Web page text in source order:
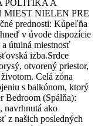
POLITIKA A
NIELEN PRE
prednosti: Kúpeľňa
v úvode dispozície
útulná miestnosť
izba.Srdce
otvorený priestor,
Celá zóna
s balkónom, ktorý
Bedroom (Spálňa):
navrhnutá ako
z našich posledných